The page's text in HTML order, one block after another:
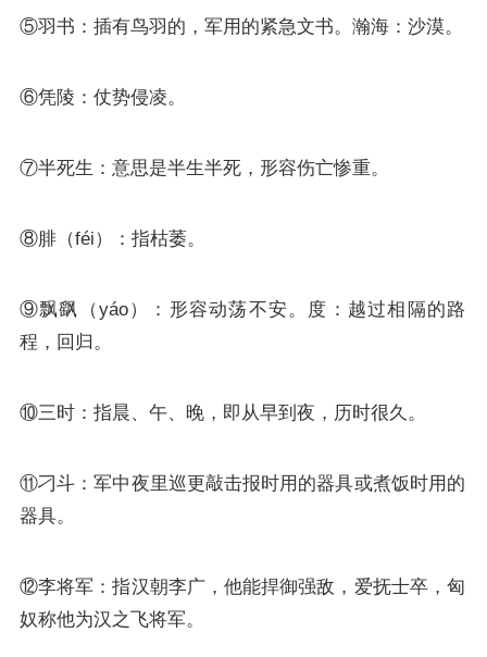
⑤羽书：插有鸟羽的，军用的紧急文书。瀚海：沙漠。
⑥凭陵：仗势侵凌。
⑦半死生：意思是半生半死，形容伤亡惨重。
⑧腓（féi）：指枯萎。
⑨飘飖（yáo）：形容动荡不安。度：越过相隔的路
程，回归。
⑩三时：指晨、午、晚，即从早到夜，历时很久。
⑪刁斗：军中夜里巡更敲击报时用的器具或煮饭时用的
器具。
⑫李将军：指汉朝李广，他能捍御强敌，爱抚士卒，匈
奴称他为汉之飞将军。